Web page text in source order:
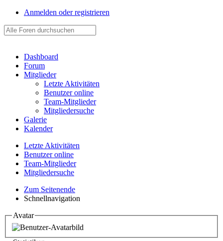
Anmelden oder registrieren
Dashboard
Forum
Mitglieder
Letzte Aktivitäten
Benutzer online
Team-Mitglieder
Mitgliedersuche
Galerie
Kalender
Letzte Aktivitäten
Benutzer online
Team-Mitglieder
Mitgliedersuche
Zum Seitenende
Schnellnavigation
Avatar